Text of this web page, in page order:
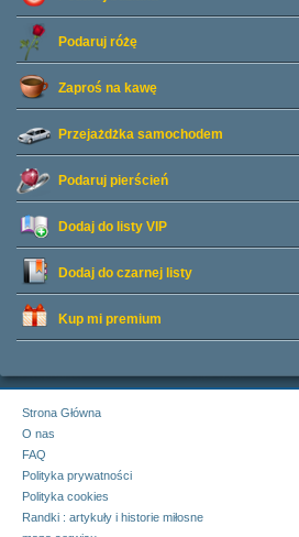
Podaruj różę
Zaproś na kawę
Przejażdżka samochodem
Podaruj pierścień
Dodaj do listy VIP
Dodaj do czarnej listy
Kup mi premium
Strona Główna
O nas
FAQ
Polityka prywatności
Polityka cookies
Randki : artykuły i historie miłosne